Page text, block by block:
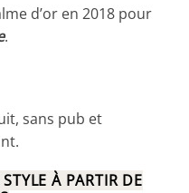
d’or en 2018 pour
.
sans pub et
À PARTIR DE